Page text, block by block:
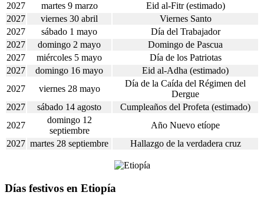
2027
martes 9 marzo
Eid al-Fitr (estimado)
2027
viernes 30 abril
Viernes Santo
2027
sábado 1 mayo
Día del Trabajador
2027
domingo 2 mayo
Domingo de Pascua
2027
miércoles 5 mayo
Día de los Patriotas
2027
domingo 16 mayo
Eid al-Adha (estimado)
2027
viernes 28 mayo
Día de la Caída del Régimen del
Dergue
2027
sábado 14 agosto
Cumpleaños del Profeta (estimado)
2027
domingo 12
septiembre
Año Nuevo etíope
2027 martes 28 septiembre Hallazgo de la verdadera cruz
Días festivos en Etiopía